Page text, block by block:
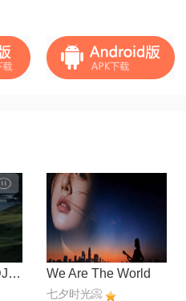
这么热的天儿【DJ默涵版】 We Are The World
七夕时光📀